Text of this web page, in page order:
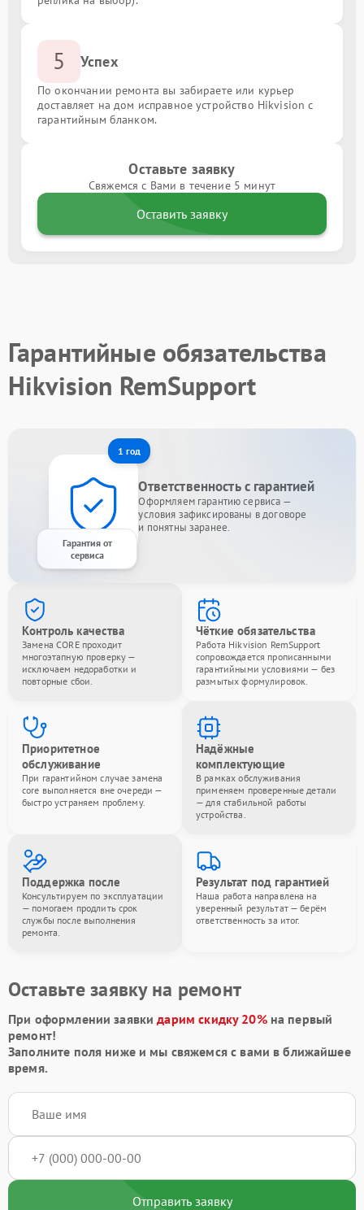
5 Успех
По окончании ремонта вы забираете или курьер
доставляет на дом исправное устройство Hikvision с
гарантийным бланком.
Оставьте заявку
Свяжемся с Вами в течение 5 минут
Оставить заявку
Гарантийные обязательства
Hikvision RemSupport
1 год
Гарантия от
сервиса
Ответственность с гарантией
Оформляем гарантию сервиса —
условия зафиксированы в договоре
и понятны заранее.
Контроль качества
Замена CORE проходит
многоэтапную проверку —
исключаем недоработки и
повторные сбои.
Чёткие обязательства
Работа Hikvision RemSupport
сопровождается прописанными
гарантийными условиями — без
размытых формулировок.
Приоритетное
обслуживание
При гарантийном случае замена
core выполняется вне очереди —
быстро устраняем проблему.
Надёжные
комплектующие
В рамках обслуживания
применяем проверенные детали
— для стабильной работы
устройства.
Поддержка после
Консультируем по эксплуатации
— помогаем продлить срок
службы после выполнения
ремонта.
Результат под гарантией
Наша работа направлена на
уверенный результат — берём
ответственность за итог.
Оставьте заявку на ремонт
При оформлении заявкидарим скидку 20%на первый
ремонт!
Заполните поля ниже и мы свяжемся с вами в ближайшее
время.
Отправить заявку